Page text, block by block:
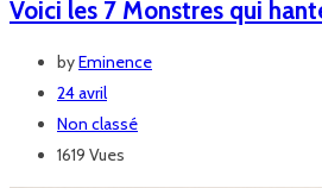
Voici les 7 Monstres qui
byEminence
24 avril
Non classé
1619 Vues